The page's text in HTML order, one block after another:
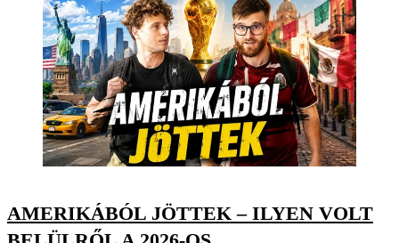
AMERIKÁBÓL JÖTTEK – ILYEN VOLT